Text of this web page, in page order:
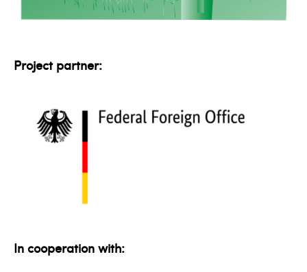
Project partner:
In cooperation with: